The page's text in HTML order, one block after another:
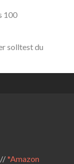
100
solltest du
//*Amazon